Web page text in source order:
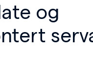
og